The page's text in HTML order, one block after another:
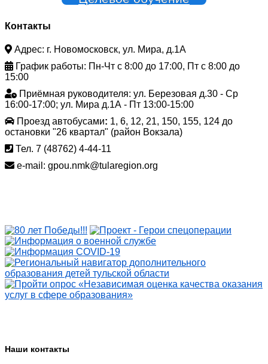
Контакты
Адрес: г. Новомосковск, ул. Мира, д.1А
График работы: Пн-Чт с 8:00 до 17:00, Пт с 8:00 до
15:00
Приёмная руководителя: ул. Березовая д.30 - Ср
16:00-17:00; ул. Мира д.1А - Пт 13:00-15:00
Проезд автобусами: 1, 6, 12, 21, 150, 155, 124 до
остановки "26 квартал" (район Вокзала)
Тел. 7 (48762) 4-44-11
e-mail: gpou.nmk@tularegion.org
Наши контакты